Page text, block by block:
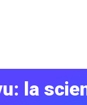
la